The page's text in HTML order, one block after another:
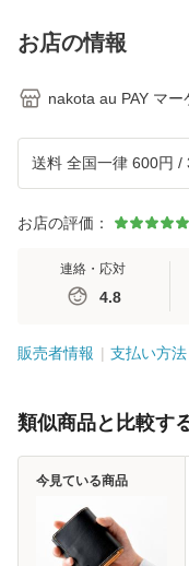
お店の情報
nakota au PAY マー
送料 全国一律 600円 /
お店の評価：
連絡・応対
4.8
販売者情報 支払い方法
類似商品と比較す
今見ている商品